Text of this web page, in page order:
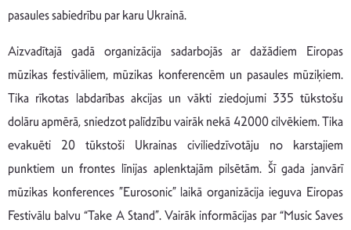
pasaules sabiedrību par karu Ukrainā.
Aizvadītajā gadā organizācija sadarbojās ar dažādiem Eiropas
mūzikas festivāliem, mūzikas konferencēm un pasaules mūziķiem.
Tika rīkotas labdarības akcijas un vākti ziedojumi 335 tūkstošu
dolāru apmērā, sniedzot palīdzību vairāk nekā 42000 cilvēkiem. Tika
evakuēti 20 tūkstoši Ukrainas civiliedzīvotāju no karstajiem
punktiem un frontes līnijas aplenktajām pilsētām. Šī gada janvārī
mūzikas konferences ”Eurosonic” laikā organizācija ieguva Eiropas
Festivālu balvu “Take A Stand”. Vairāk informācijas par “Music Saves